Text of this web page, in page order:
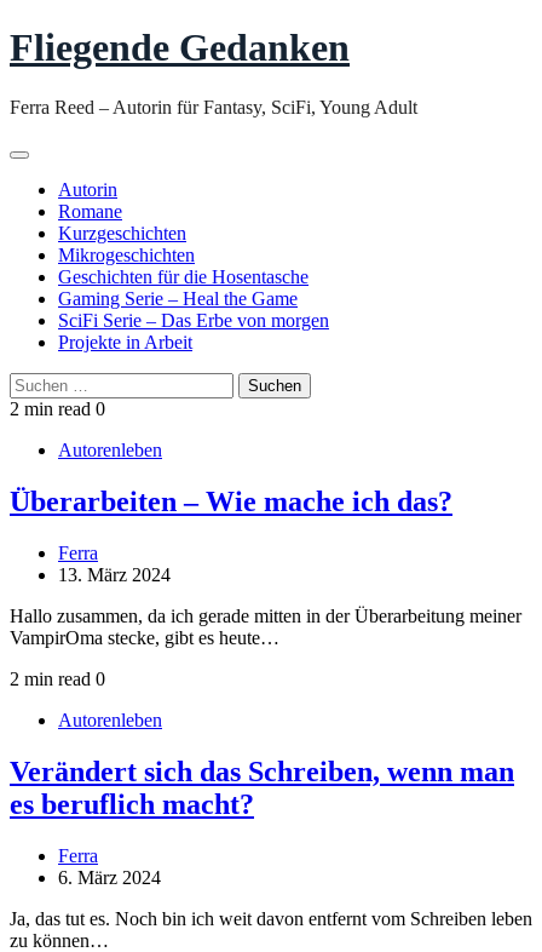
Skip
to
Fliegende Gedanken
Ferra Reed – Autorin für Fantasy, SciFi, Young Adult
Autorin
Romane
Kurzgeschichten
Mikrogeschichten
Geschichten für die Hosentasche
Gaming Serie – Heal the Game
SciFi Serie – Das Erbe von morgen
Projekte in Arbeit
Suchen
nach:
2 min read 0
Autorenleben
Überarbeiten – Wie mache ich das?
Ferra
13. März 2024
Hallo zusammen, da ich gerade mitten in der Überarbeitung meiner
VampirOma stecke, gibt es heute…
2 min read 0
Autorenleben
Verändert sich das Schreiben, wenn man
es beruflich macht?
Ferra
6. März 2024
Ja, das tut es. Noch bin ich weit davon entfernt vom Schreiben leben
zu können…